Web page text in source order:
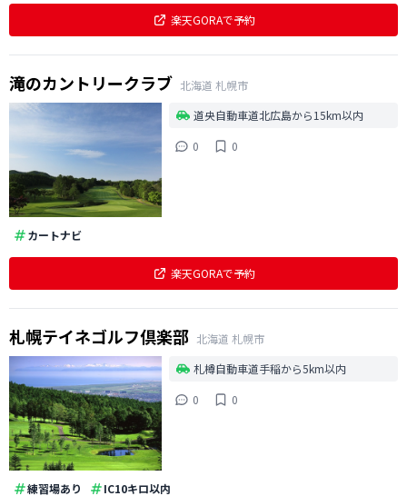
楽天GORAで予約
滝のカントリークラブ 北海道 札幌市
道央自動車道北広島から15km以内
0
0
カートナビ
楽天GORAで予約
札幌テイネゴルフ倶楽部 北海道 札幌市
札樽自動車道手稲から5km以内
0
0
練習場あり IC10キロ以内